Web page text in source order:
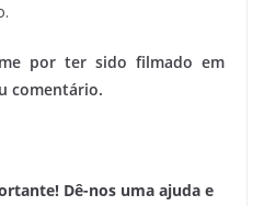
por ter sido filmado em
comentário.
Dê-nos uma ajuda e